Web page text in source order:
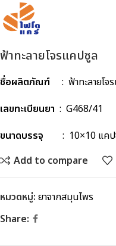
ฟ้าทะลายโจรแคปซูล
ชื่อผลิตภัณฑ์
: ฟ้าทะลายโจ
เลขทะเบียนยา : G468/41
ขนาดบรรจุ : 10×10 แคป
Add to compare
หมวดหมู่: ยาจากสมุนไพร
Share: